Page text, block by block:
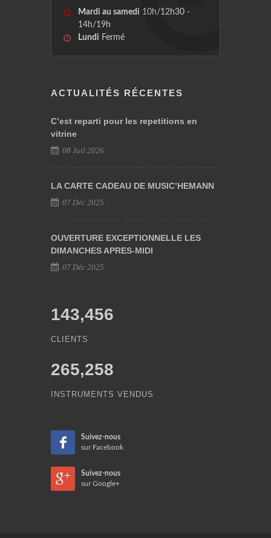
Mardi au samedi 10h/12h30 -
14h/19h
Lundi Fermé
ACTUALITÉS RÉCENTES
C’est reparti pour les repetitions en
vitrine
08 Juil 2026
LA CARTE CADEAU DE MUSIC’HEMANN
07 Déc 2025
OUVERTURE EXCEPTIONNELLE LES
DIMANCHES APRES-MIDI
07 Déc 2025
143,456
CLIENTS
265,258
INSTRUMENTS VENDUS
Suivez-nous
sur Facebook
Suivez-nous
sur Google+